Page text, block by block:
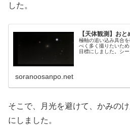
した。
【天体観測】お
極軸の追い込み具合
べく多く撮りたいた
目標にしました。シ
soranoosanpo.net
そこで、月光を避けて、かみの
にしました。